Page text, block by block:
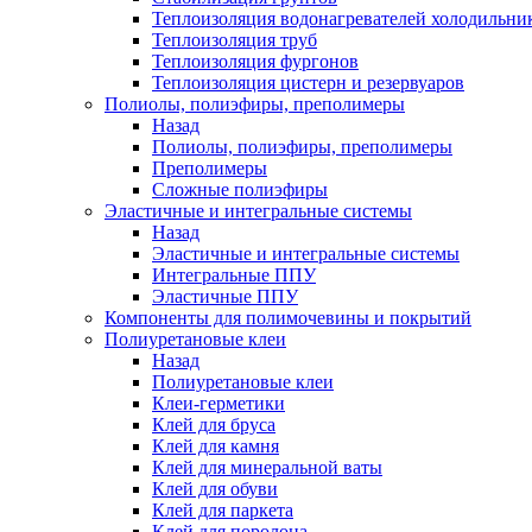
Теплоизоляция водонагревателей
Теплоизоляция труб
Теплоизоляция фургонов
Теплоизоляция цистерн и резервуаров
Полиолы, полиэфиры, преполимеры
Назад
Полиолы, полиэфиры, преполимеры
Преполимеры
Сложные полиэфиры
Эластичные и интегральные системы
Назад
Эластичные и интегральные системы
Интегральные ППУ
Эластичные ППУ
Компоненты для полимочевины и покрытий
Полиуретановые клеи
Назад
Полиуретановые клеи
Клеи-герметики
Клей для бруса
Клей для камня
Клей для минеральной ваты
Клей для обуви
Клей для паркета